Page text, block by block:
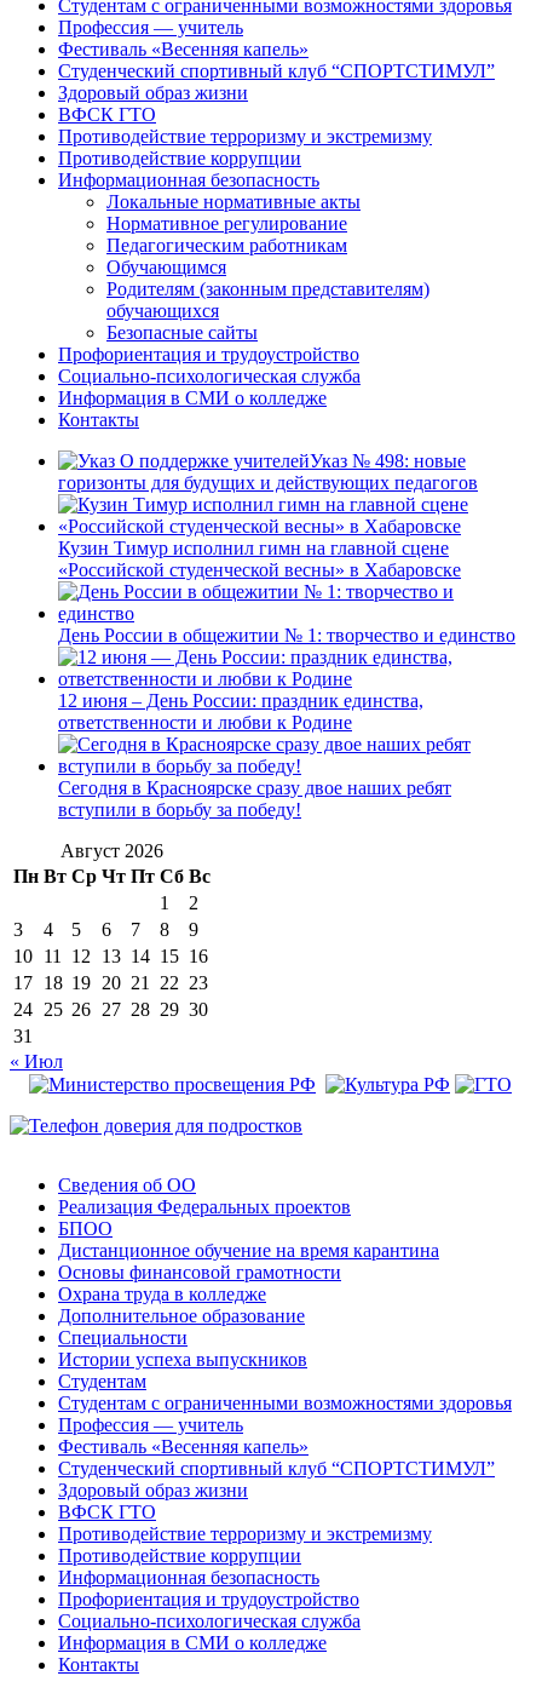
Студентам с ограниченными возможностями здоровья
Профессия — учитель
Фестиваль «Весенняя капель»
Студенческий спортивный клуб “СПОРТСТИМУЛ”
Здоровый образ жизни
ВФСК ГТО
Противодействие терроризму и экстремизму
Противодействие коррупции
Информационная безопасность
Локальные нормативные акты
Нормативное регулирование
Педагогическим работникам
Обучающимся
Родителям (законным представителям)
обучающихся
Безопасные сайты
Профориентация и трудоустройство
Социально-психологическая служба
Информация в СМИ о колледже
Контакты
Указ № 498: новые
горизонты для будущих и действующих педагогов
Кузин Тимур исполнил гимн на главной сцене
«Российской студенческой весны» в Хабаровске
День России в общежитии № 1: творчество и единство
12 июня – День России: праздник единства,
ответственности и любви к Родине
Сегодня в Красноярске сразу двое наших ребят
вступили в борьбу за победу!
Август 2026
Пн Вт Ср Чт Пт Сб Вс
1
2
3
4 5 6 7 8
9
10 11 12 13 14 15 16
17 18 19 20 21 22 23
24 25 26 27 28 29 30
31
« Июл
Сведения об ОО
Реализация Федеральных проектов
БПОО
Дистанционное обучение на время карантина
Основы финансовой грамотности
Охрана труда в колледже
Дополнительное образование
Специальности
Истории успеха выпускников
Студентам
Студентам с ограниченными возможностями здоровья
Профессия — учитель
Фестиваль «Весенняя капель»
Студенческий спортивный клуб “СПОРТСТИМУЛ”
Здоровый образ жизни
ВФСК ГТО
Противодействие терроризму и экстремизму
Противодействие коррупции
Информационная безопасность
Профориентация и трудоустройство
Социально-психологическая служба
Информация в СМИ о колледже
Контакты